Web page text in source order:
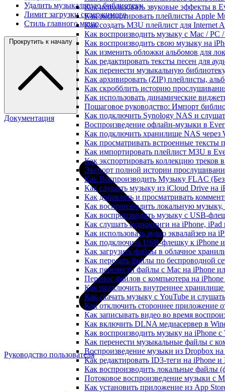
Как использовать звуковые эффекты в
Как экспортировать плейлисты Apple
Как создать M3U плейлист для Internet
Как воспроизводить музыку с Mac /
Как воспроизводить свою музыку на
Как изменить обложки альбомов для
Как редактировать тексты песен для
Как перенести музыкальную
Как архивировать (ZIP) плейлисты,
Как скробблить историю
Как использовать динамические
Пошаговое руководство: Импорт
Как подключить Synology NAS и
Воспроизведение офлайн-музыки в
Как подключить хранилище NAS через
Как просматривать встроенные
Как импортировать плейлист M3U в
Как экспортировать коллекцию
Экспорт полной истории
Как Воспроизводить Музыку FLAC
Как слушать музыку из iCloud Drive на
Как добавлять и просматривать
Как воспроизводить локальную
Как воспроизводить музыку с USB-
Как слушать аудиокниги на iPhone,
Как использовать аудио эквалайзер на
Как подключить USB-флешку к iPhone
Как загрузить файлы в облачное
Как передать файлы по беспроводной
Как перенести файлы с Mac на iPhone
Перенос файлов с компьютера на
Как подключить внутреннее
Как скачать музыку с YouTube и
Как отключить стороннее приложение
Как записывать видео во время
Как включить DLNA медиасервер в
Как воспроизводить музыку на iPhone
Как перенести музыкальные файлы с
Воспроизведение музыки из Dropbox
Как редактировать ID3-теги на iPhone и
Как воспроизводить локальные файлы
Потоковое воспроизведение музыки с
Как установить приложение из App
Удалить музыкальную библиотеку
Лимит загрузки содержимого
Стиль главного меню
Прокрутить к началу
Документация
Руководство пользователя